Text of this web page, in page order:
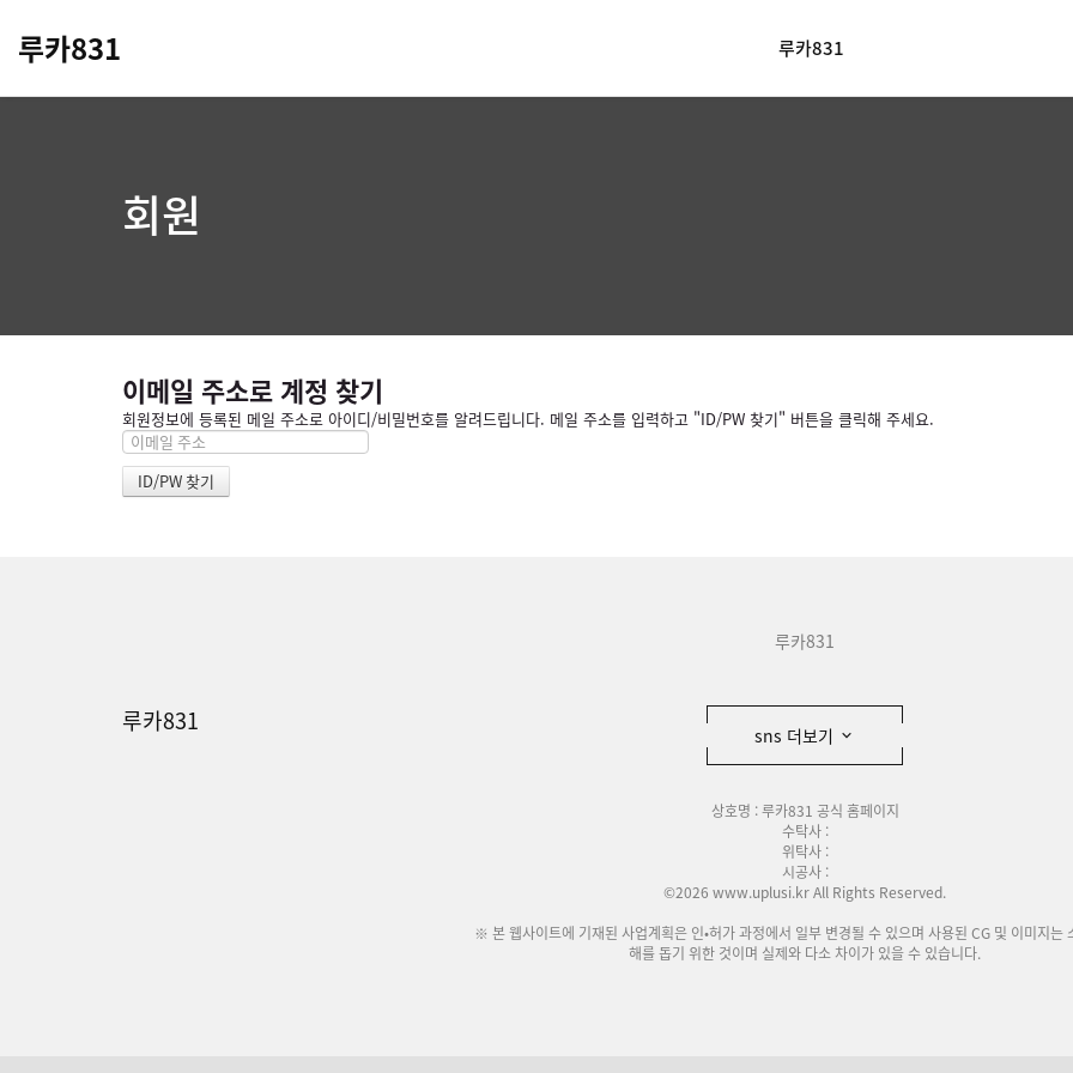
루카831 루카831
회원
이메일 주소로 계정 찾기
회원정보에 등록된 메일 주소로 아이디/비밀번호를 알려드립니다. 메일 주소를 입력하고 "ID/PW 찾기" 버튼을 클릭해 주세요.
루카831
루카831 sns 더보기
상호명 : 루카831 공식 홈페이지
수탁사 :
위탁사 :
시공사 :
©2026 www.uplusi.kr All Rights Reserved.
※ 본 웹사이트에 기재된 사업계획은 인•허가 과정에서 일부 변경될 수 있으며 사용된 CG 및 이미지는
해를 돕기 위한 것이며 실제와 다소 차이가 있을 수 있습니다.